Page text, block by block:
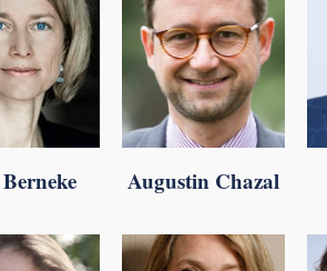
Augustin Chazal